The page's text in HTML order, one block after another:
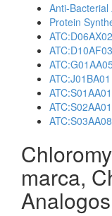
Anti-Bacterial
Protein
ATC:D06AX02
ATC:D10AF03
ATC:J01BA01
ATC:S01AA01
ATC:S02AA01
ATC:S03AA08
marca,
Analogos